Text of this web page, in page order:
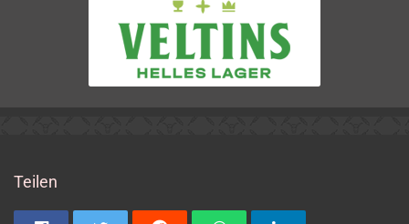
Teilen